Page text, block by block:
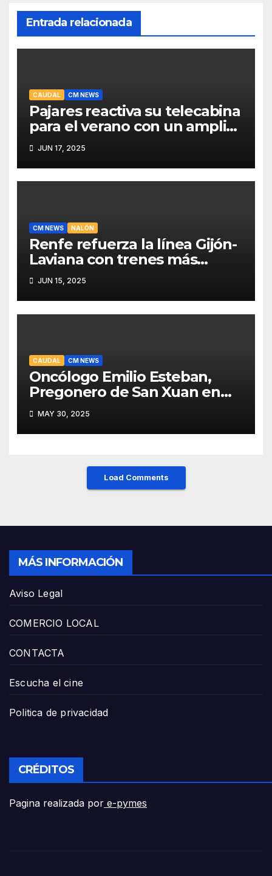
Entrada relacionada
CAUDAL CM NEWS
Pajares reactiva su telecabina
para el verano con un amplio
programa de actividades
JUN 17, 2025
CM NEWS NALÓN
Renfe refuerza la línea Gijón-
Laviana con trenes más
fiables y mejor servicio para
recuperar viajeros
JUN 15, 2025
CAUDAL CM NEWS
Oncólogo Emilio Esteban,
Pregonero de San Xuan en
Mieres: Un Honor para Turón
y el HUCA
MAY 30, 2025
Load Comments
MÁS INFORMACIÓN
Aviso Legal
COMERCIO LOCAL
CONTACTA
Escucha el cine
Politica de privacidad
CRÉDITOS
Pagina realizada por e-pymes